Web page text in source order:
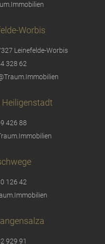
Worbis
Leinefelde-Worbis
328 62
426 88
126 42
929 91